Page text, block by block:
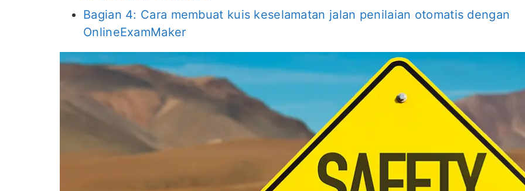
Bagian 4: Cara membuat kuis keselamatan jalan penilaian otomatis dengan
OnlineExamMaker